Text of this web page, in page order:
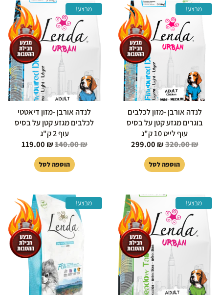
מבצע!
לנדה אורבן -מזון לכלבים
בוגרים מגזע קטן על בסיס
עוף לייט 10 ק"ג
320.00₪
המחיר
המקורי
היה:
320.00 ₪.
299.00 ₪
המחיר
הנוכחי
הוא:
299.00 ₪.
הוספה לסל
מבצע!
לנדה אורבן -מזון דיאטטי
לכלבים מגזע קטן על בסיס
עוף 2 ק"ג
140.00₪
המחיר
המקורי
היה:
140.00 ₪.
119.00 ₪
המחיר
הנוכחי
הוא:
₪.
הוספה לסל
מבצע!
המחיר
המקורי
היה:
140.00 ₪.
המחיר
הנוכחי
הוא:
119.00 ₪.
מבצע!
המחיר
המקורי
היה:
149.00 ₪.
המחיר
הנוכחי
הוא:
₪.